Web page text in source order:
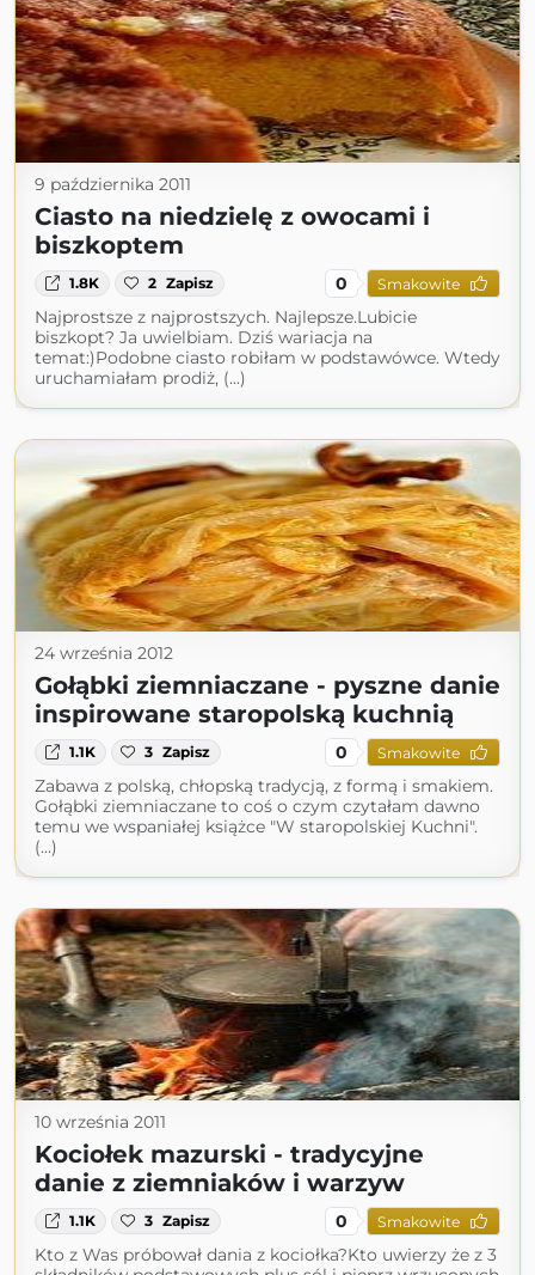
9 października 2011
Ciasto na niedzielę z owocami i
biszkoptem
1.8K 2 Zapisz 0 Smakowite
Najprostsze z najprostszych. Najlepsze.Lubicie
biszkopt? Ja uwielbiam. Dziś wariacja na
temat:)Podobne ciasto robiłam w podstawówce. Wtedy
uruchamiałam prodiż, (...)
24 września 2012
Gołąbki ziemniaczane - pyszne danie
inspirowane staropolską kuchnią
1.1K 3 Zapisz 0 Smakowite
Zabawa z polską, chłopską tradycją, z formą i smakiem.
Gołąbki ziemniaczane to coś o czym czytałam dawno
temu we wspaniałej książce "W staropolskiej Kuchni".
(...)
10 września 2011
Kociołek mazurski - tradycyjne
danie z ziemniaków i warzyw
1.1K 3 Zapisz 0 Smakowite
Kto z Was próbował dania z kociołka?Kto uwierzy że z 3